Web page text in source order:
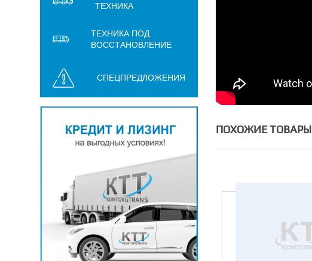
ТЕХНИКА
ТЕХНИКА ПОД
ВОССТАНОВЛЕНИЕ
СПЕЦПРЕДЛОЖЕНИЯ
ПОХОЖИЕ ТОВАРЫ
Нет в наличии